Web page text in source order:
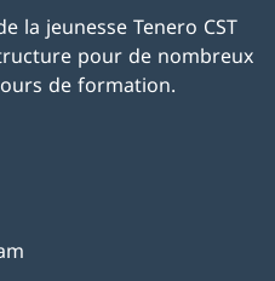
la jeunesse Tenero CST
pour de nombreux
de formation.